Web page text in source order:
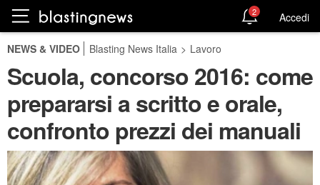
2 Accedi
NEWS & VIDEO Blasting News Italia > Lavoro
Scuola, concorso 2016: come
prepararsi a scritto e orale,
confronto prezzi dei manuali